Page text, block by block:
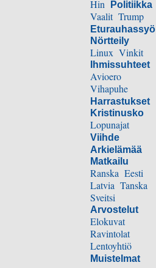
Hin
Politiikka
Vaalit Trump
Nörtteily
Linux Vinkit
Ihmissuhteet
Avioero
Vihapuhe
Harrastukset
Kristinusko
Lopunajat
Viihde
Arkielämää
Matkailu
Ranska Eesti
Latvia Tanska
Sveitsi
Arvostelut
Elokuvat
Ravintolat
Lentoyhtiö
Muistelmat